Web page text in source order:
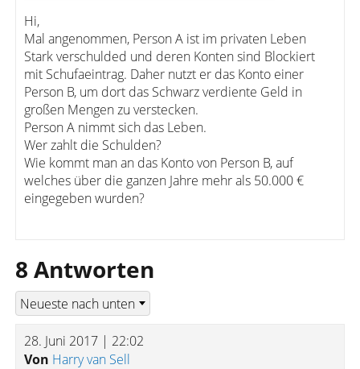
Hi,
Mal angenommen, Person A ist im privaten Leben
Stark verschulded und deren Konten sind Blockiert
mit Schufaeintrag. Daher nutzt er das Konto einer
Person B, um dort das Schwarz verdiente Geld in
großen Mengen zu verstecken.
Person A nimmt sich das Leben.
Wer zahlt die Schulden?
Wie kommt man an das Konto von Person B, auf
welches über die ganzen Jahre mehr als 50.000 €
eingegeben wurden?
8 Antworten
28. Juni 2017 | 22:02
Von Harry van Sell